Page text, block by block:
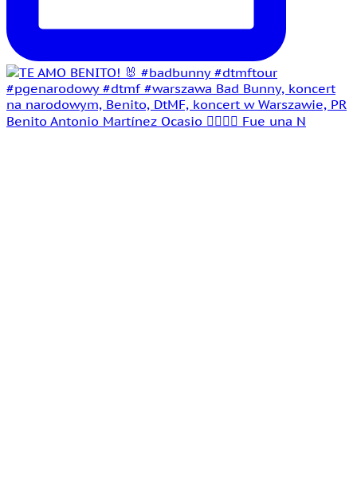
Benito Antonio Martínez Ocasio 🤵‍♂️👰‍♀️ Fue una N